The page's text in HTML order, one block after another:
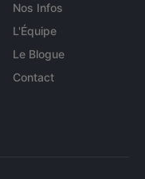
Nos Infos
L'Équipe
Le Blogue
Contact